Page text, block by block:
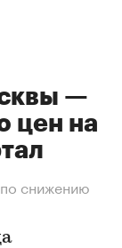
—
цен на
снижению